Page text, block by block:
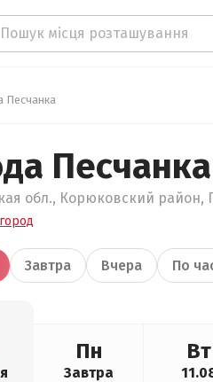
Песчанка
Песчанка
обл., Корюковский район,
Завтра Вчера По
Пн
Завтра
Вт